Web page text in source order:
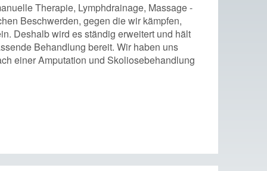
Therapie, Lymphdrainage, Massage -
Beschwerden, gegen die wir kämpfen,
Deshalb wird es ständig erweitert und hält
Behandlung bereit. Wir haben uns
einer Amputation und Skoliosebehandlung